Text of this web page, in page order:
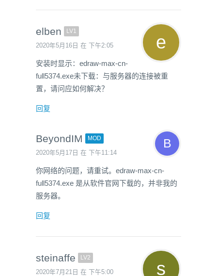
elben LV1
2020年5月16日 在 下午2:05
安装时显示：edraw-max-cn-
full5374.exe未下载：与服务器的连接被重
置，请问应如何解决？
回复
BeyondIM MOD
2020年5月17日 在 下午11:14
你网络的问题，请重试。edraw-max-cn-
full5374.exe 是从软件官网下载的，并非我的
服务器。
回复
steinaffe LV2
2020年7月21日 在 下午5:00